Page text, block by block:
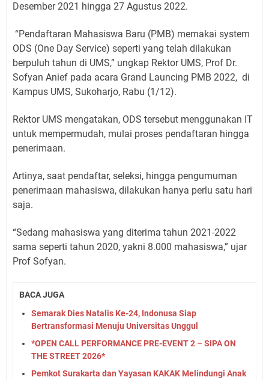
Desember 2021 hingga 27 Agustus 2022.
“Pendaftaran Mahasiswa Baru (PMB) memakai system
ODS (One Day Service) seperti yang telah dilakukan
berpuluh tahun di UMS,” ungkap Rektor UMS, Prof Dr.
Sofyan Anief pada acara Grand Launcing PMB 2022, di
Kampus UMS, Sukoharjo, Rabu (1/12).
Rektor UMS mengatakan, ODS tersebut menggunakan IT
untuk mempermudah, mulai proses pendaftaran hingga
penerimaan.
Artinya, saat pendaftar, seleksi, hingga pengumuman
penerimaan mahasiswa, dilakukan hanya perlu satu hari
saja.
“Sedang mahasiswa yang diterima tahun 2021-2022
sama seperti tahun 2020, yakni 8.000 mahasiswa,” ujar
Prof Sofyan.
BACA JUGA
Semarak Dies Natalis Ke-24, Indonusa Siap
Bertransformasi Menuju Universitas Unggul
*OPEN CALL PERFORMANCE PRE-EVENT 2 – SIPA ON
THE STREET 2026*
Pemkot Surakarta dan Yayasan KAKAK Melindungi Anak